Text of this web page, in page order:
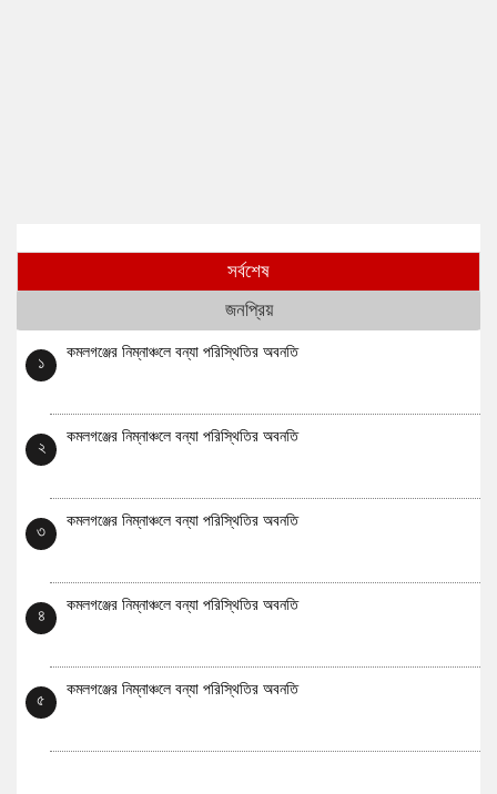
সর্বশেষ
জনপ্রিয়
১
কমলগঞ্জের নিম্নাঞ্চলে বন্যা পরিস্থিতির অবনতি
২
কমলগঞ্জের নিম্নাঞ্চলে বন্যা পরিস্থিতির অবনতি
৩
কমলগঞ্জের নিম্নাঞ্চলে বন্যা পরিস্থিতির অবনতি
৪
কমলগঞ্জের নিম্নাঞ্চলে বন্যা পরিস্থিতির অবনতি
৫
কমলগঞ্জের নিম্নাঞ্চলে বন্যা পরিস্থিতির অবনতি